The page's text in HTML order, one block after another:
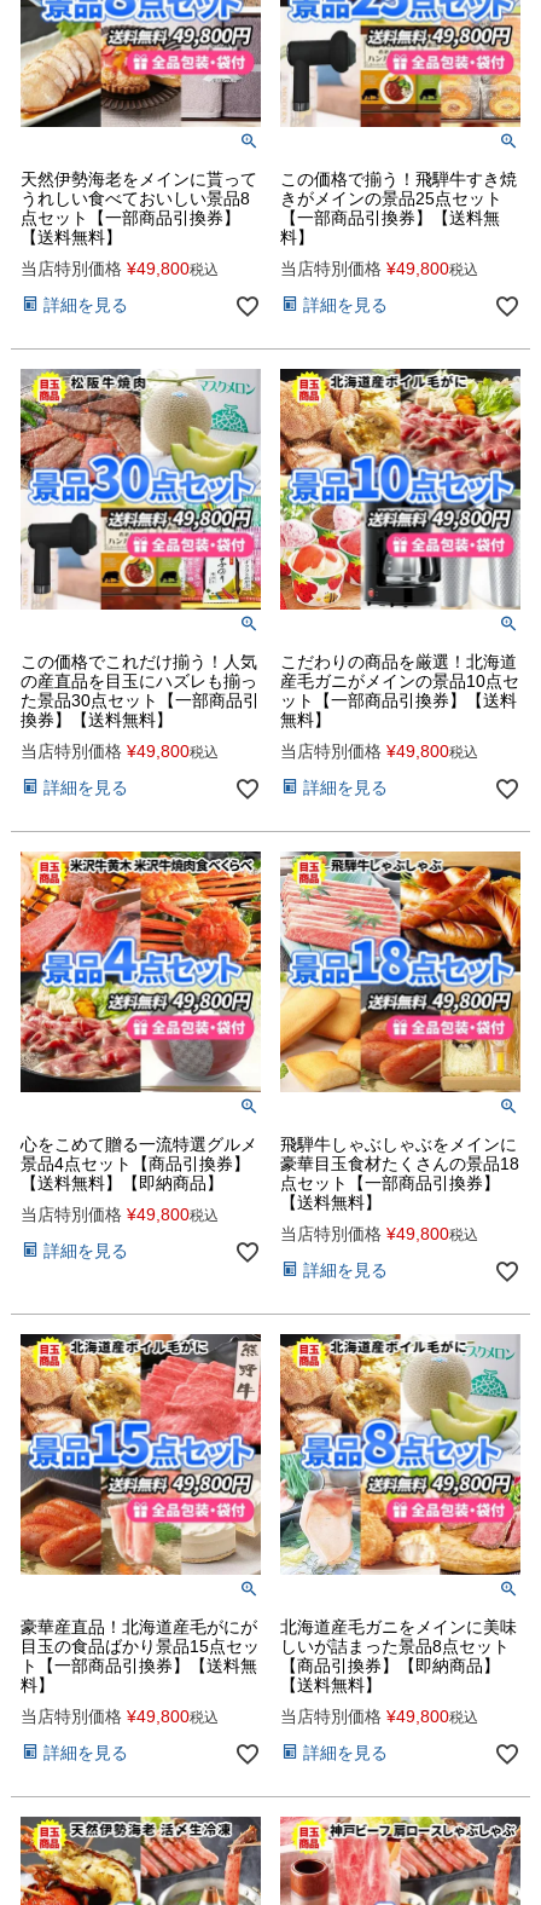
天然伊勢海老をメインに貰って
うれしい食べておいしい景品8
点セット【一部商品引換券】
【送料無料】
当店特別価格 ¥49,800税込
詳細を見る
この価格で揃う！飛騨牛すき焼
きがメインの景品25点セット
【一部商品引換券】【送料無
料】
当店特別価格 ¥49,800税込
詳細を見る
この価格でこれだけ揃う！人気
の産直品を目玉にハズレも揃っ
た景品30点セット【一部商品引
換券】【送料無料】
当店特別価格 ¥49,800税込
詳細を見る
こだわりの商品を厳選！北海道
産毛ガニがメインの景品10点セ
ット【一部商品引換券】【送料
無料】
当店特別価格 ¥49,800税込
詳細を見る
心をこめて贈る一流特選グルメ
景品4点セット【商品引換券】
【送料無料】【即納商品】
当店特別価格 ¥49,800税込
詳細を見る
飛騨牛しゃぶしゃぶをメインに
豪華目玉食材たくさんの景品18
点セット【一部商品引換券】
【送料無料】
当店特別価格 ¥49,800税込
詳細を見る
豪華産直品！北海道産毛がにが
目玉の食品ばかり景品15点セッ
ト【一部商品引換券】【送料無
料】
当店特別価格 ¥49,800税込
詳細を見る
北海道産毛ガニをメインに美味
しいが詰まった景品8点セット
【商品引換券】【即納商品】
【送料無料】
当店特別価格 ¥49,800税込
詳細を見る